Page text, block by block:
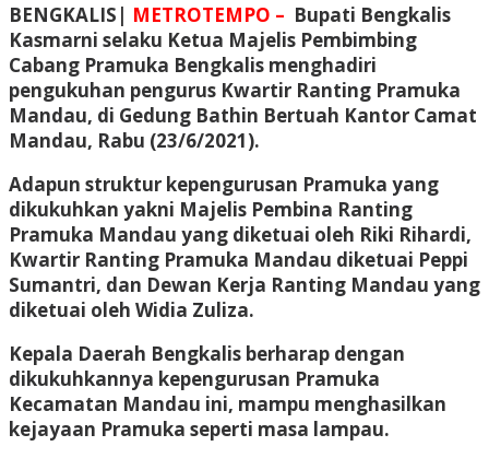
BENGKALIS| METROTEMPO – Bupati Bengkalis
Kasmarni selaku Ketua Majelis Pembimbing
Cabang Pramuka Bengkalis menghadiri
pengukuhan pengurus Kwartir Ranting Pramuka
Mandau, di Gedung Bathin Bertuah Kantor Camat
Mandau, Rabu (23/6/2021).
Adapun struktur kepengurusan Pramuka yang
dikukuhkan yakni Majelis Pembina Ranting
Pramuka Mandau yang diketuai oleh Riki Rihardi,
Kwartir Ranting Pramuka Mandau diketuai Peppi
Sumantri, dan Dewan Kerja Ranting Mandau yang
diketuai oleh Widia Zuliza.
Kepala Daerah Bengkalis berharap dengan
dikukuhkannya kepengurusan Pramuka
Kecamatan Mandau ini, mampu menghasilkan
kejayaan Pramuka seperti masa lampau.